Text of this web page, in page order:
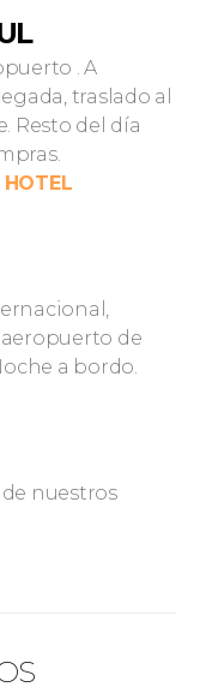
. A
traslado al
Resto del día
HOTEL
de
a bordo.
de nuestros